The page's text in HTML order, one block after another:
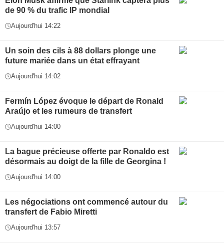
de 90 % du trafic IP mondial
Aujourd'hui 14:22
Un soin des cils à 88 dollars plonge une
future mariée dans un état effrayant
Aujourd'hui 14:02
Fermín López évoque le départ de Ronald
Araújo et les rumeurs de transfert
Aujourd'hui 14:00
La bague précieuse offerte par Ronaldo est
désormais au doigt de la fille de Georgina !
Aujourd'hui 14:00
Les négociations ont commencé autour du
transfert de Fabio Miretti
Aujourd'hui 13:57